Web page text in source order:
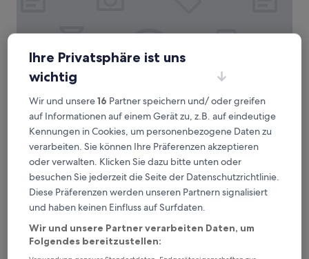
Courtyard by Marriott Fort Lauderdale
North/Cypress Creek
Courtyard by Marriott Fort Lauderdale North/Cypress
3.0-
Sterne-
Unterkunft
North Fort Lauderdale, 3 km von Bahnhof Fort Lauderdale
Cypress Creek entfernt
von
10,
Hervorragend,
(1.324
8,6/10 Hervorragend (1.324 Bewertungen)
Der
Preis
90 €
inkl. Steuern & Gebühren
La Quinta Inn & Suites by Wyndham Ft Lauderdale
Ihre Privatsphäre ist uns
wichtig
Wir und unsere16 Partner speichern und/ oder greifen
auf Informationen auf einem Gerät zu, z.B. auf eindeutige
Kennungen in Cookies, um personenbezogene Daten zu
verarbeiten. Sie können Ihre Präferenzen akzeptieren
oder verwalten. Klicken Sie dazu bitte unten oder
besuchen Sie jederzeit die Seite der Datenschutzrichtlinie.
Diese Präferenzen werden unseren Partnern signalisiert
und haben keinen Einfluss auf Surfdaten.
Wir und unsere Partner verarbeiten Daten, um
Folgendes bereitzustellen: